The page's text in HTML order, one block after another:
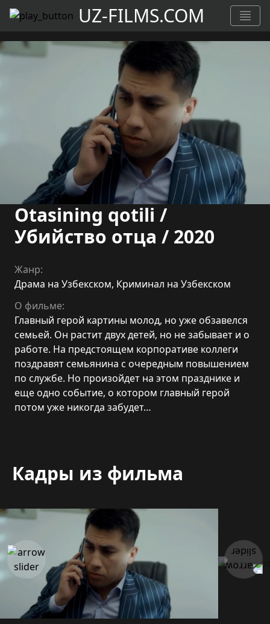
UZ-FILMS.COM
Otasining qotili /
Убийство отца / 2020
Жанр:
Драма на Узбекском, Криминал на Узбекском
О фильме:
Главный герой картины молод, но уже обзавелся
семьей. Он растит двух детей, но не забывает и о
работе. На предстоящем корпоративе коллеги
поздравят семьянина с очередным повышением
по службе. Но произойдет на этом празднике и
еще одно событие, о котором главный герой
потом уже никогда забудет…
Кадры из фильма